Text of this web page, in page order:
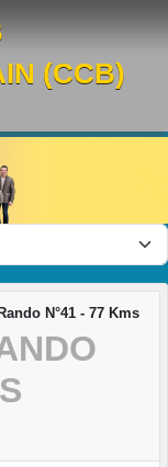
(CCB)
N°41 - 77 Kms